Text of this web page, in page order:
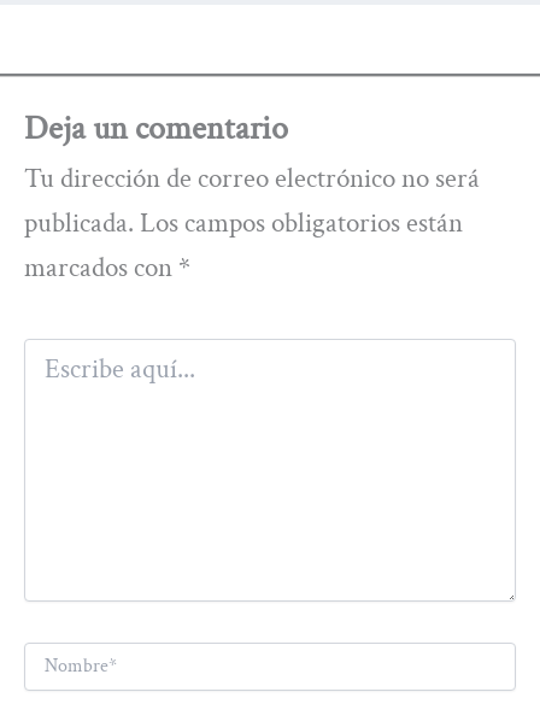
Deja un comentario
Tu dirección de correo electrónico no será
publicada. Los campos obligatorios están
marcados con *
Escribe
aquí...
Nombre*